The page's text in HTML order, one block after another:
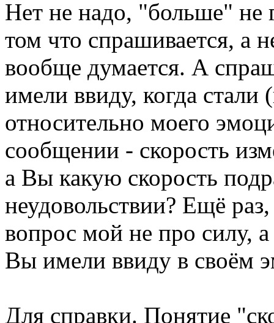
Нет не надо, "больше" не
том что спрашивается, а
вообще думается. А
имели ввиду, когда стали
относительно моего
сообщении - скорость
а Вы какую скорость
неудовольствии? Ещё
вопрос мой не про силу,
Вы имели ввиду в своём
Для справки. Понятие